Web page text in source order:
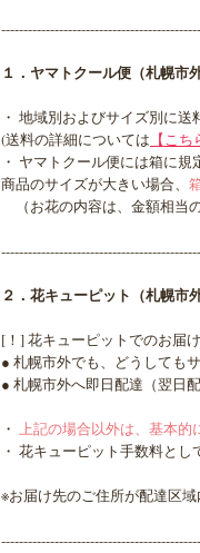
１．ヤマトクール便（札幌市外
・ 地域別およびサイズ別に送
(送料の詳細については 【こち
・ ヤマトクール便には箱に規
商品のサイズが大きい場合、
（お花の内容は、金額相当
２．花キューピット（札幌市
[！] 花キューピットでのお届
● 札幌市外でも、どうしても
● 札幌市外へ即日配達（翌日
・ 上記の場合以外は、基本的
・ 花キューピット手数料とし
※お届け先のご住所が配達区